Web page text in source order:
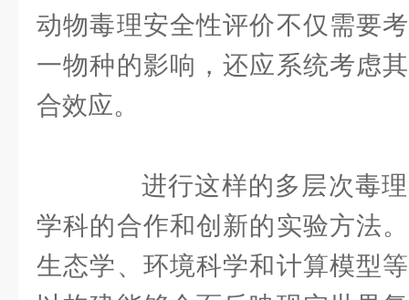
动物毒理安全性评价不仅需要
一物种的影响，还应系统考虑
合效应。
进行这样的多层次毒理
学科的合作和创新的实验方法
生态学、环境科学和计算模型